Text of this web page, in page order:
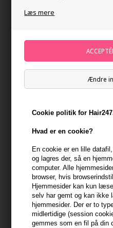
Læs mere
Ændre
Cookie politik for
Hvad er en cookie?
En cookie er en lille
og lagres der, så en
computer. Alle
browser, hvis
Hjemmesider kan kun
selv har gemt og kan ikke
hjemmesider. Der er to
midlertidige (session
gemmes som en fil på din
epiic nr 2 Repair’it
736,00DKK
På lager - Leveringstid 1-2
Du får 37 DKK til dit næste køb
min konto
399,10 DKK FRA GRATIS FRAGT